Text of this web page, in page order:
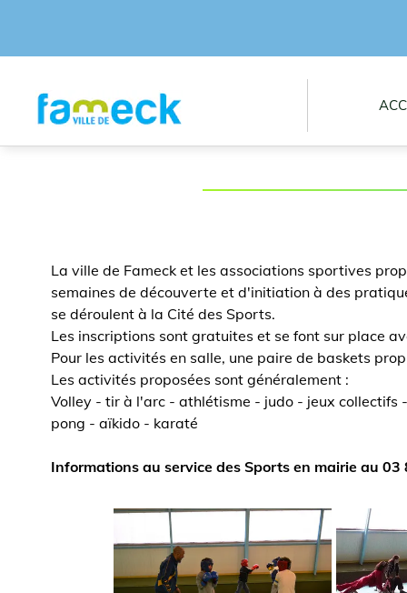
La ville de Fameck et les associations sportives
semaines de découverte et d'initiation à des
se déroulent à la Cité des Sports.
Les inscriptions sont gratuites et se font sur place
Pour les activités en salle, une paire de baskets
Les activités proposées sont généralement :
Volley - tir à l'arc - athlétisme - judo - jeux
pong - aïkido - karaté
Informations au service des Sports en mairie au 03